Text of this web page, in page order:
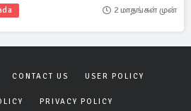
2 மாதங்கள் முன்
CONTACT US USER POLICY
PRIVACY POLICY